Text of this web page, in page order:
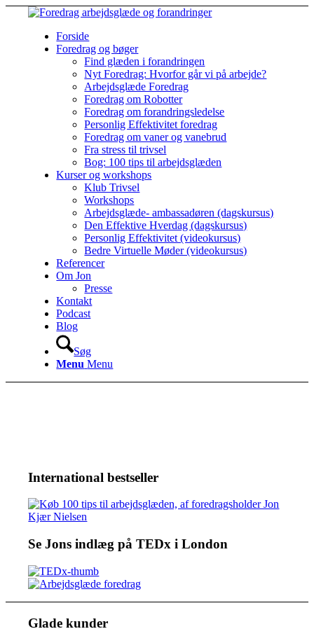
Forside
Foredrag og bøger
Find glæden i forandringen
Nyt Foredrag: Hvorfor går vi på arbejde?
Arbejdsglæde Foredrag
Foredrag om Robotter
Foredrag om forandringsledelse
Personlig Effektivitet foredrag
Foredrag om vaner og vanebrud
Fra stress til trivsel
Bog: 100 tips til arbejdsglæden
Kurser og workshops
Klub Trivsel
Workshops
Arbejdsglæde- ambassadøren (dagskursus)
Den Effektive Hverdag (dagskursus)
Personlig Effektivitet (videokursus)
Bedre Virtuelle Møder (videokursus)
Referencer
Om Jon
Presse
Kontakt
Podcast
Blog
Søg
Menu Menu
International bestseller
Se Jons indlæg på TEDx i London
Glade kunder